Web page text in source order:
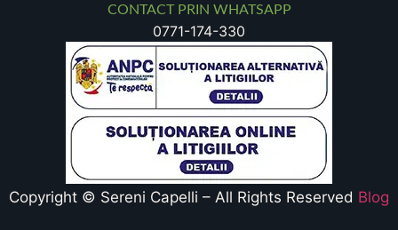
CONTACT PRIN WHATSAPP
0771-174-330
Copyright © Sereni Capelli – All Rights Reserved Blog